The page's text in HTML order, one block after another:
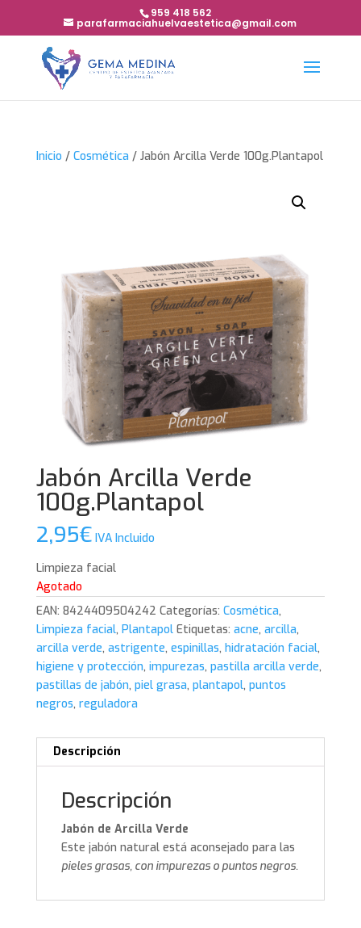
959 418 562
parafarmaciahuelvaestetica@gmail.com
Inicio / Cosmética / Jabón Arcilla Verde 100g.Plantapol
Jabón Arcilla Verde
100g.Plantapol
2,95€ IVA Incluido
Limpieza facial
Agotado
EAN: 8424409504242 Categorías: Cosmética,
Limpieza facial, Plantapol Etiquetas: acne, arcilla,
arcilla verde, astrigente, espinillas, hidratación facial,
higiene y protección, impurezas, pastilla arcilla verde,
pastillas de jabón, piel grasa, plantapol, puntos
negros, reguladora
Descripción
Descripción
Jabón de Arcilla Verde
Este jabón natural está aconsejado para las
pieles grasas, con impurezas o puntos negros.